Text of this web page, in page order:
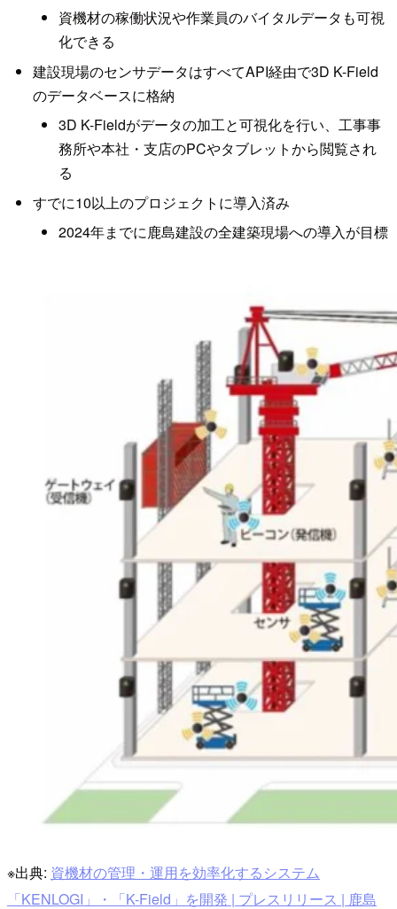
資機材の稼働状況や作業員のバイタルデータも可視
化できる
建設現場のセンサデータはすべてAPI経由で3D K-Field
のデータベースに格納
3D K-Fieldがデータの加工と可視化を行い、工事事
務所や本社・支店のPCやタブレットから閲覧され
る
すでに10以上のプロジェクトに導入済み
2024年までに鹿島建設の全建築現場への導入が目標
※出典: 資機材の管理・運用を効率化するシステム
「KENLOGI」・「K-Field」を開発 | プレスリリース | 鹿島